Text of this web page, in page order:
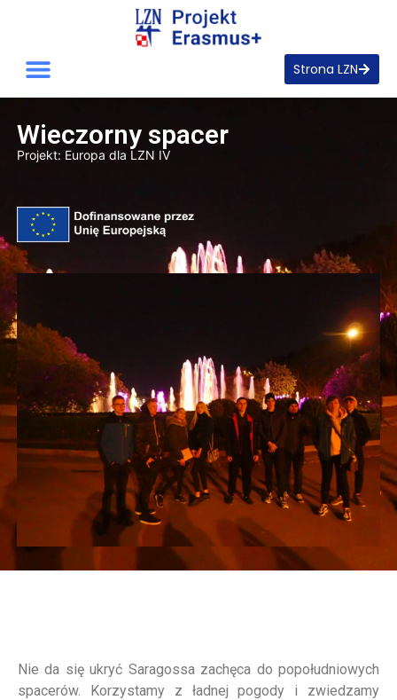
Strona LZN
Wieczorny spacer
Projekt: Europa dla LZN IV
Nie da się ukryć Saragossa zachęca do popołudniowych
spacerów. Korzystamy z ładnej pogody i zwiedzamy